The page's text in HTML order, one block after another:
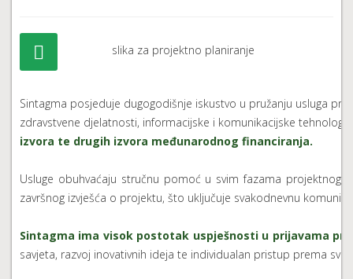
Sintagma posjeduje dugogodišnje iskustvo u pružanju usluga
zdravstvene djelatnosti, informacijske i komunikacijske
izvora te drugih izvora međunarodnog financiranja.
Usluge obuhvaćaju stručnu pomoć u svim fazama
završnog izvješća o projektu, što uključuje svakodnevnu
Sintagma ima visok postotak uspješnosti u prijavama
savjeta, razvoj inovativnih ideja te individualan pristup prema